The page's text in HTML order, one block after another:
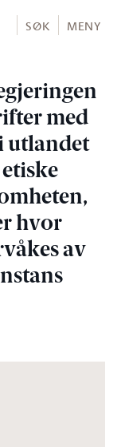
SØK MENY
med
utlandet
hvor
av